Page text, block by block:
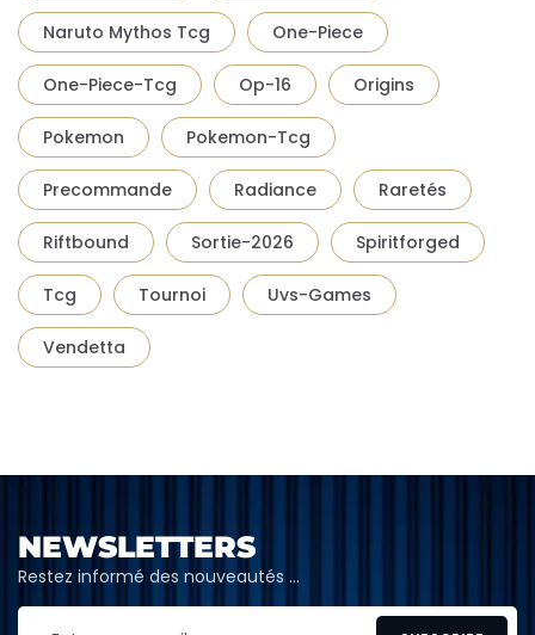
Naruto Mythos Tcg One-Piece
One-Piece-Tcg Op-16 Origins
Pokemon Pokemon-Tcg
Precommande Radiance Raretés
Riftbound Sortie-2026 Spiritforged
Tcg Tournoi Uvs-Games
Vendetta
NEWSLETTERS
Restez informé des nouveautés …